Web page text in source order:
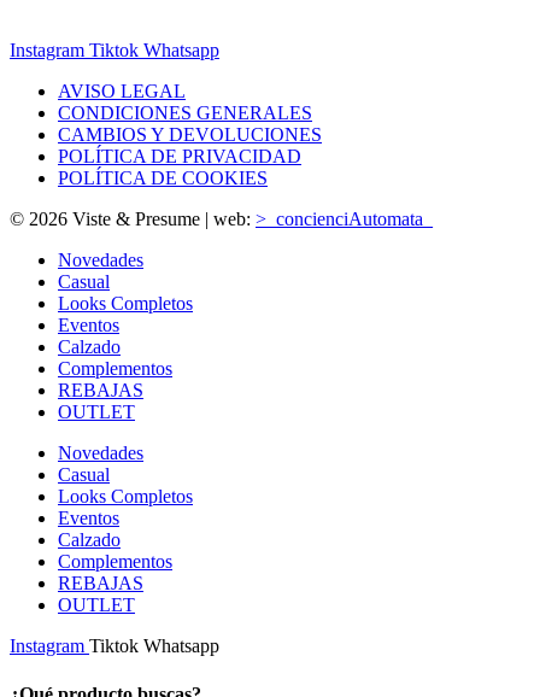
Instagram Tiktok Whatsapp
AVISO LEGAL
CONDICIONES GENERALES
CAMBIOS Y DEVOLUCIONES
POLÍTICA DE PRIVACIDAD
POLÍTICA DE COOKIES
© 2026 Viste & Presume | web: >_concienciAutomata_
Novedades
Casual
Looks Completos
Eventos
Calzado
Complementos
REBAJAS
OUTLET
Novedades
Casual
Looks Completos
Eventos
Calzado
Complementos
REBAJAS
OUTLET
Instagram Tiktok Whatsapp